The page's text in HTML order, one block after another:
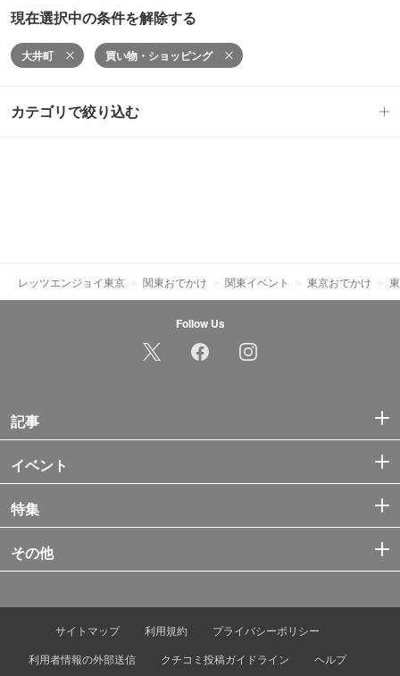
現在選択中の条件を解除する
大井町 買い物・ショッピング
カテゴリで絞り込む
レッツエンジョイ東京 関東おでかけ 関東イベント 東京おでかけ
Follow Us
記事
イベント
特集
その他
サイトマップ 利用規約
プライバシーポリシー
利用者情報の外部送信
クチコミ投稿ガイドライン ヘルプ